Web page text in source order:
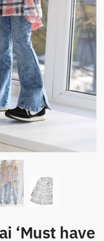
‘Must have